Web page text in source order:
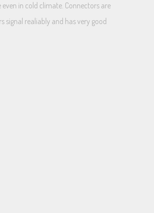
in cold climate. Connectors are
signal realiably and has very good